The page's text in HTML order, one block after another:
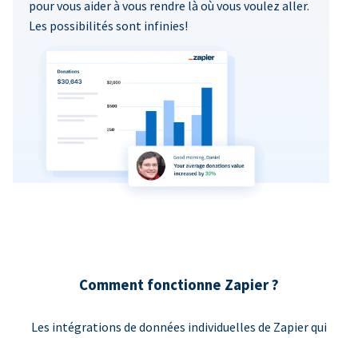
pour vous aider à vous rendre là où vous voulez aller.
Les possibilités sont infinies!
Comment fonctionne Zapier ?
Les intégrations de données individuelles de Zapier qui